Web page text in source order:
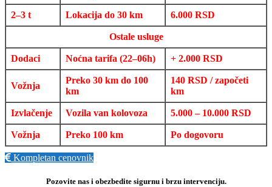
2–3 t Lokacija do 30 km 6.000 RSD
Ostale usluge
Dodaci Noćna tarifa (22–06h) + 2.000 RSD
Vožnja
Preko 30 km do 100
km
140 RSD / započeti
km
Izvlačenje Vozila van kolovoza 5.000 – 10.000 RSD
Vožnja Preko 100 km Po dogovoru
Kompletan cenovnik
Pozovite nas i obezbedite sigurnu i brzu intervenciju.